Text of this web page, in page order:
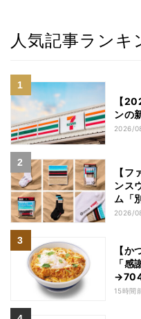
人気記事ランキ
【
ンの
2026/
【
ンス
ム「
2026/
【
「
→704
→748
15時間